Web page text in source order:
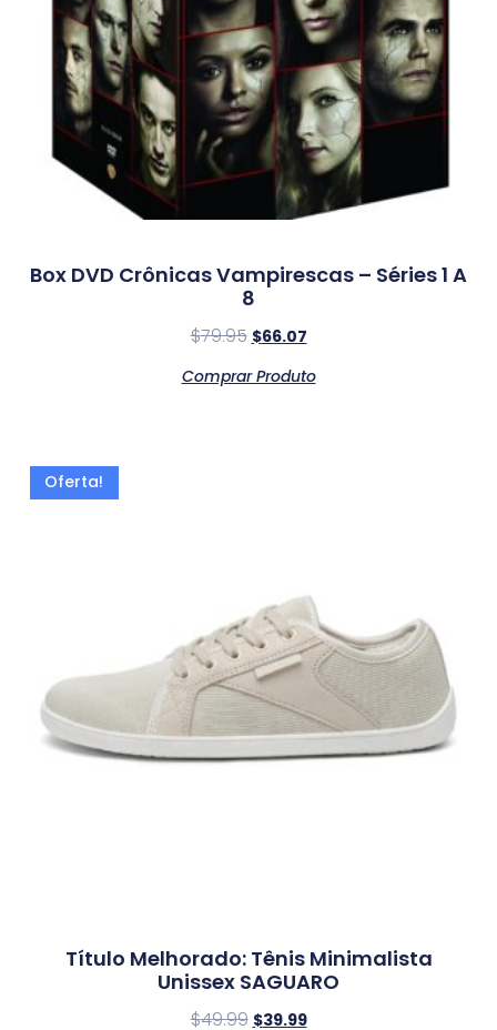
Box DVD Crônicas Vampirescas – Séries 1 A
8
$79.95 $66.07
Comprar Produto
Oferta!
Título Melhorado: Tênis Minimalista
Unissex SAGUARO
$49.99 $39.99